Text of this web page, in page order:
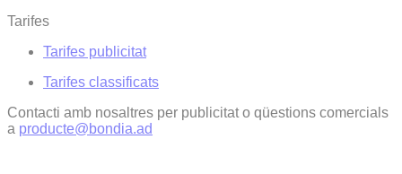
Tarifes
Tarifes publicitat
Tarifes classificats
Contacti amb nosaltres per publicitat o qüestions comercials
a producte@bondia.ad